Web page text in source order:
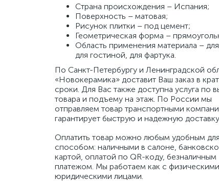
Страна происхождения – Испания;
Поверхность – матовая;
Рисунок плитки – под цемент;
Геометрическая форма –
Область применения материала –
для гостиной, для фартука.
По Санкт-Петербургу и Ленинградской
«Новокерамика» доставит Ваш заказ в
сроки. Для Вас также доступна услуга по
товара и подъему на этаж. По России мы
отправляем товар транспортными
гарантирует быструю и надежную
Оплатить товар можно любым удобным
способом: наличными в салоне,
картой, оплатой по QR-коду, безналичным
платежом. Мы работаем как с
юридическими лицами.